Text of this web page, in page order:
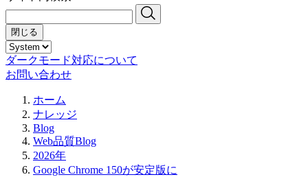
閉じる
ダークモード対応について
お問い合わせ
ホーム
ナレッジ
Blog
Web品質Blog
2026年
Google Chrome 150が安定版に